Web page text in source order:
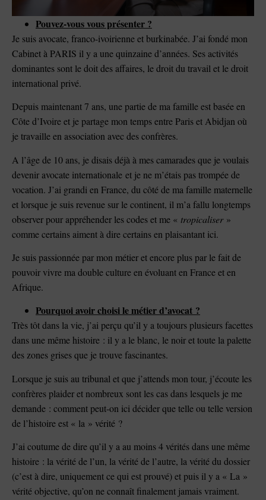
Pouvez-vous vous présenter ?
Je suis avocate, franco-ivoirienne et burkinabée. J’ai fondé mon
Cabinet à PARIS il y a une quinzaine d’années. Ses activités
dominantes sont le doit des affaires, le droit du travail et le droit
international privé.
Depuis maintenant 7 ans, une partie de ma famille est basée en
Côte d’Ivoire et je partage mon temps entre Paris et Abidjan où
je travaille en association avec des confrères.
A l’âge de 10 ans, je disais déjà à mes camarades que je voulais
devenir avocate internationale et je ne m’étais pas trompée de
vocation. J’ai grandi en France, du côté de ma famille maternelle
et lorsque je suis revenue sur le continent, il m’a fallu longtemps
observer pour appréhender les codes et me « tropicaliser »
comme certains aiment à dire certains en plaisantant ici.
Je suis passionnée par mon métier et encore plus par le fait de
pouvoir vivre ma double culture en évoluant en France et en
Afrique.
Pourquoi avoir choisi le métier d’avocat ?
Très tôt dans la vie, j’ai perçu qu’il y a toujours plusieurs facettes
dans une même histoire : il y a le blanc, le noir et toute la palette
des zones grises que je trouve fascinantes.
Lorsque je suis au tribunal et que j’attends mon tour, j’écoute les
confrères plaider et nombreux sont les cas dans lesquels je me
demande : comment peut-on ici décider que telle ou telle version
de l’histoire est « la » vérité ?
J’ai coutume de dire qu’il y a au moins 4 vérités dans une même
histoire : la vérité de l’un, la vérité de l’autre, la vérité du dossier
(c’est à dire, uniquement ce qui est prouvé) et puis il y a « La »
vérité objective, qu’on ne connaît finalement jamais vraiment.